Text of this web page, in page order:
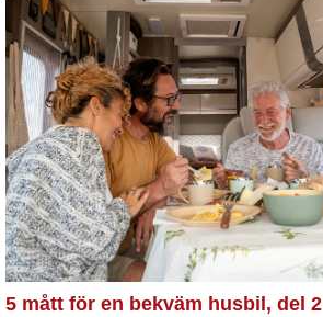
5 mått för en bekväm husbil, del 2